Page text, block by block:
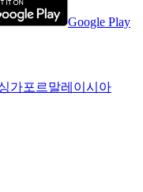
Google Play
가포르말레이시아